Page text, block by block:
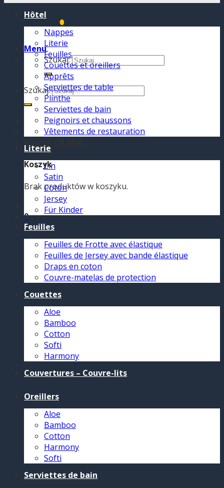
Menu
Szukaj:
Szukaj:
Koszyk /
Koszyk
Brak produktów w koszyku.
0
Hôtel
Nappes
Literie
Feuilles
Couettes et oreillers
Apprêts
Serviettes de table
Plinthe
Serviettes de bain
Peignoirs et chaussons
Vêtements de restauration
Literie
Lin
Satin
Coton
Jersey
Für Kinder
Feuilles
Feuilles de Frotte avec élastique
Feuilles de Jersey avec bande élastique
Draps en coton
Couvre-matelas de protection
Couettes
Aloe
Bamboo
Cotton
Softi
Harmony
Couvertures – Couvre-lits
Oreillers
Aloe
Bamboo
Cotton
Harmony
Softi
Serviettes de bain